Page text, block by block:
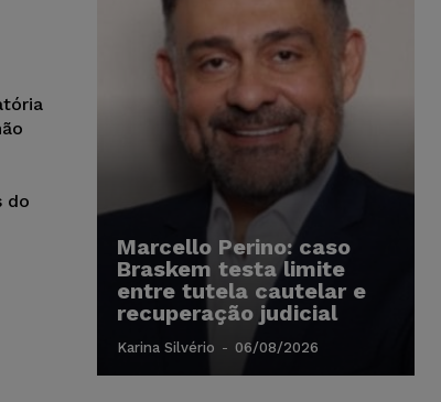
do
Marcello Perino: caso
Braskem testa limite
entre tutela cautelar e
recuperação judicial
Karina Silvério - 06/08/2026